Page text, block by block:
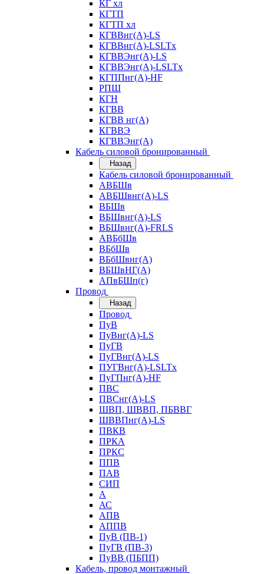
КГ хл
КГТП
КГТП хл
КГВВнг(А)-LS
КГВВнг(А)-LSLTx
КГВВЭнг(А)-LS
КГВВЭнг(А)-LSLTx
КГППнг(А)-HF
РПШ
КГН
КГВВ
КГВВ нг(А)
КГВВЭ
КГВВЭнг(А)
Кабель силовой бронированный
Назад
Кабель силовой бронированный
АВБШв
АВБШвнг(А)-LS
ВБШв
ВБШвнг(А)-LS
ВБШвнг(А)-FRLS
АВБбШв
ВБбШв
ВБбШвнг(А)
ВБШвНГ(А)
АПвБШп(г)
Провод
Назад
Провод
ПуВ
ПуВнг(А)-LS
ПуГВ
ПуГВнг(А)-LS
ПУГВнг(А)-LSLTx
ПуГПнг(А)-HF
ПВС
ПВСнг(А)-LS
ШВП, ШВВП, ПБВВГ
ШВВПнг(А)-LS
ПВКВ
ПРКА
ПРКС
ППВ
ПАВ
СИП
А
АС
АПВ
АППВ
ПуВ (ПВ-1)
ПуГВ (ПВ-3)
ПуВВ (ПБПП)
Кабель, провод монтажный